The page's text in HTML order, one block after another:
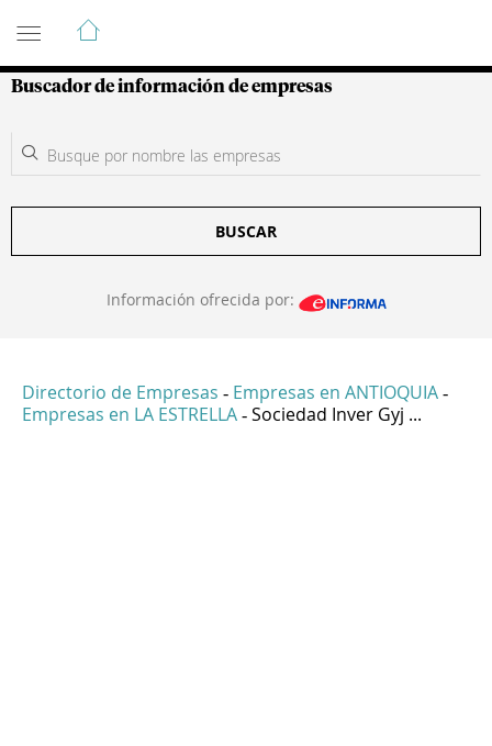
Guía de Empresas Colombianas
Buscador de información de empresas
BUSCAR
Información ofrecida por:
Directorio de Empresas - Empresas en ANTIOQUIA -
Empresas en LA ESTRELLA - Sociedad Inver Gyj ...